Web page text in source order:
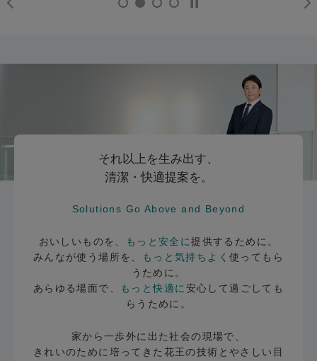
それ以上を生み出す、
清潔・快適提案を。
Solutions Go Above and Beyond
おいしいものを、 もっと安全に提供するために。
みんなが使う場所を、
もっと気持ちよく使ってもら
うために。
あらゆる場面で、
もっと快適に安心して過ごしても
らうために。
家から一歩外に出た社会の現場で、
きれいのために培ってきた花王の技術とやさしい目